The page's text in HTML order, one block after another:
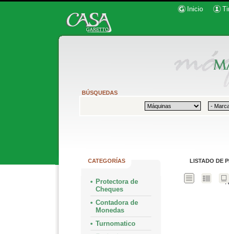
Inicio
BÚSQUEDAS
CATEGORÍAS
Protectora de
Cheques
Contadora de
Monedas
Turnomatico
LISTADO DE